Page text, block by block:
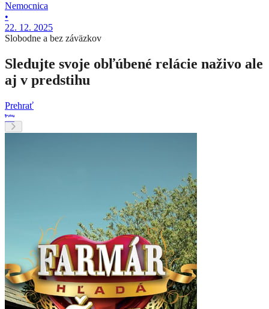
Nemocnica
•
22. 12. 2025
Slobodne a bez záväzkov
Sledujte svoje obľúbené relácie naživo ale
aj v predstihu
Prehrať